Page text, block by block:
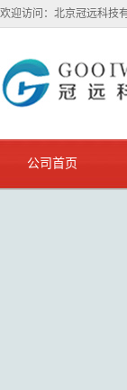
欢迎访问：北京冠远科技
公司首页